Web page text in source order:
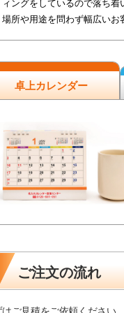
ィングをしているので落ち着
場所や用途を問わず幅広いお
卓上カレンダー
ご注文の流れ